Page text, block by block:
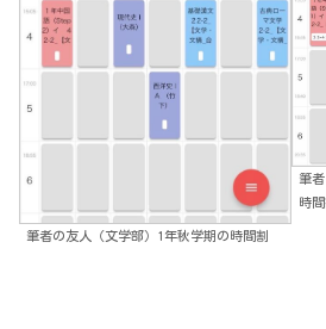
筆者の友人（文学部）1年秋学期の時間割
筆
時間